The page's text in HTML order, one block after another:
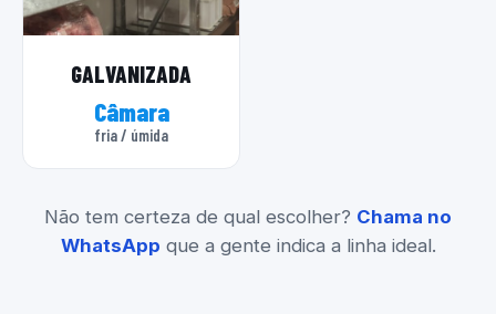
GALVANIZADA
Câmara
fria / úmida
Não tem certeza de qual escolher? Chama no
WhatsApp que a gente indica a linha ideal.